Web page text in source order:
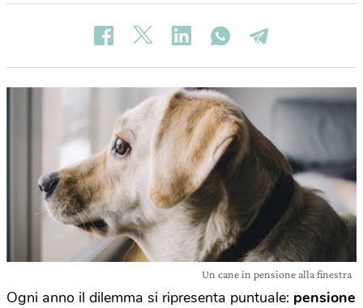
Un cane in pensione alla finestra
Ogni anno il dilemma si ripresenta puntuale: pensione